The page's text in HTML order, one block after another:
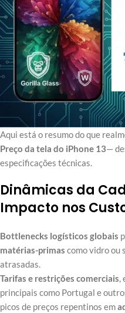
Aqui está o resumo do que
Preço da tela do iPhone 13—
especificações técnicas.
Dinâmicas da
Impacto nos
Bottlenecks logísticos globais
matérias-primas como vidro ou
atrasadas.
Tarifas e restrições comerciais,
principais como Portugal e
picos de preços repentinos em